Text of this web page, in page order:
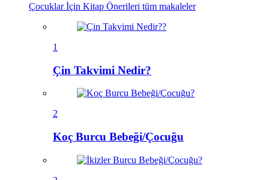
Çocuklar İçin Kitap Önerileri tüm makaleler
1
Çin Takvimi Nedir?
2
Koç Burcu Bebeği/Çocuğu